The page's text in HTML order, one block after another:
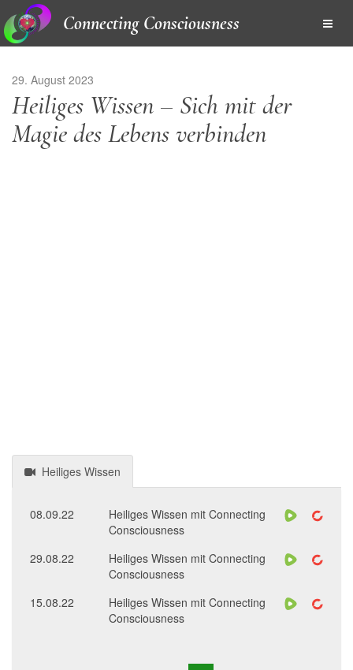
Connecting Consciousness
29. August 2023
Heiliges Wissen – Sich mit der
Magie des Lebens verbinden
Heiliges Wissen
08.09.22
Heiliges Wissen mit Connecting
Consciousness
29.08.22
Heiliges Wissen mit Connecting
Consciousness
15.08.22
Heiliges Wissen mit Connecting
Consciousness